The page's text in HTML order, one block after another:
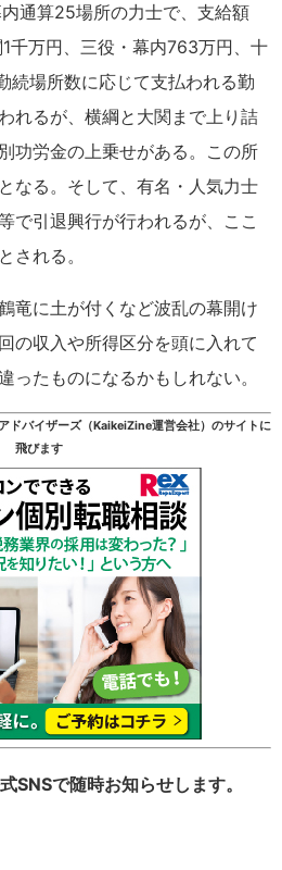
通算25場所の力士で、支給額
千万円、三役・幕内763万円、十
続場所数に応じて支払われる勤
れるが、横綱と大関まで上り詰
功労金の上乗せがある。この所
なる。そして、有名・人気力士
で引退興行が行われるが、ここ
される。
竜に土が付くなど波乱の幕開け
の収入や所得区分を頭に入れて
ったものになるかもしれない。
ドバイザーズ（KaikeiZine運営会社）のサイトに
飛びます
で随時お知らせします。